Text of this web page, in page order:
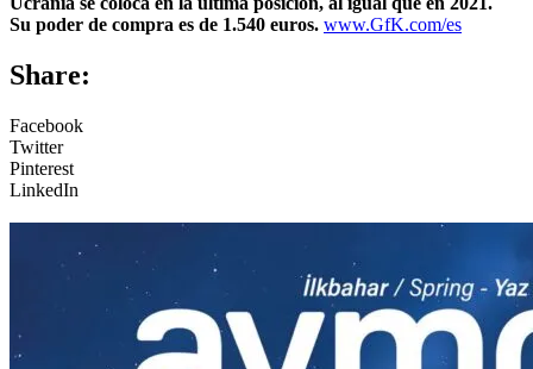
Su poder de compra es de 1.540 euros. www.GfK.com/es
Share:
Facebook
Twitter
Pinterest
LinkedIn